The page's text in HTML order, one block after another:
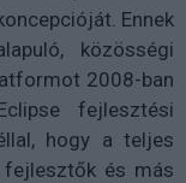
Ennek
közösségi
2008-ban
fejlesztési
hogy a teljes
és más